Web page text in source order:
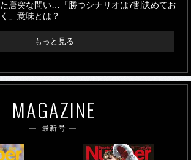
た唐突な問い…「勝つシナリオは7割決めてお
く」意味とは？
もっと見る
MAGAZINE
最新号